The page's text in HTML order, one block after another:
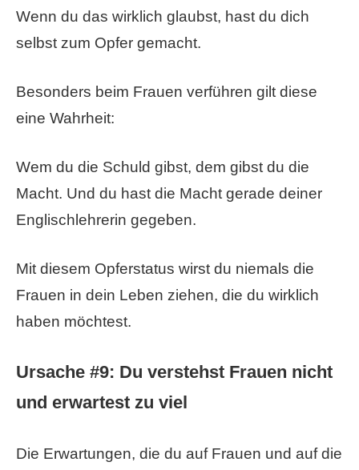
Wenn du das wirklich glaubst, hast du dich
selbst zum Opfer gemacht.
Besonders beim Frauen verführen gilt diese
eine Wahrheit:
Wem du die Schuld gibst, dem gibst du die
Macht. Und du hast die Macht gerade deiner
Englischlehrerin gegeben.
Mit diesem Opferstatus wirst du niemals die
Frauen in dein Leben ziehen, die du wirklich
haben möchtest.
Ursache #9: Du verstehst Frauen nicht
und erwartest zu viel
Die Erwartungen, die du auf Frauen und auf die